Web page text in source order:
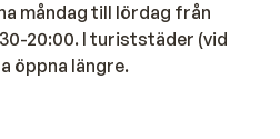
måndag till lördag från
20:00. I turiststäder (vid
öppna längre.